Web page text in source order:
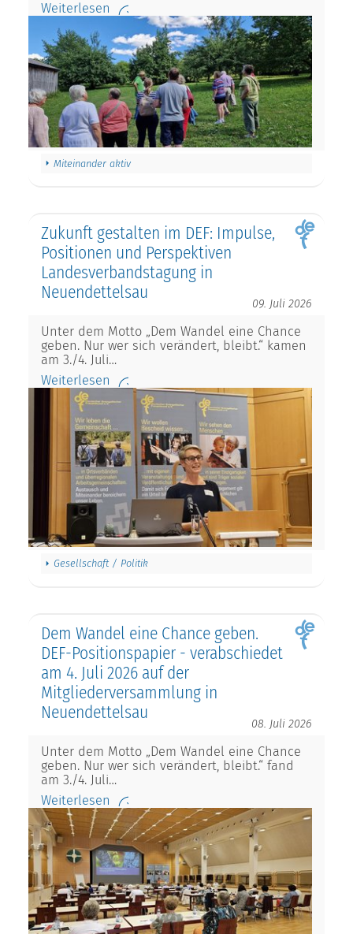
Weiterlesen
Miteinander aktiv
Zukunft gestalten im DEF: Impulse,
Positionen und Perspektiven
Landesverbandstagung in
Neuendettelsau
09. Juli 2026
Unter dem Motto „Dem Wandel eine Chance
geben. Nur wer sich verändert, bleibt.“ kamen
am 3./4. Juli…
Weiterlesen
Gesellschaft / Politik
Dem Wandel eine Chance geben.
DEF-Positionspapier - verabschiedet
am 4. Juli 2026 auf der
Mitgliederversammlung in
Neuendettelsau
08. Juli 2026
Unter dem Motto „Dem Wandel eine Chance
geben. Nur wer sich verändert, bleibt.“ fand
am 3./4. Juli…
Weiterlesen